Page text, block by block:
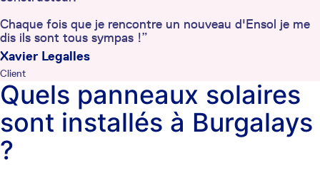
Chaque fois que je rencontre un nouveau d'Ensol je me
dis ils sont tous sympas !”
Xavier Legalles
Client
Quels panneaux solaires
sont installés à Burgalays
?